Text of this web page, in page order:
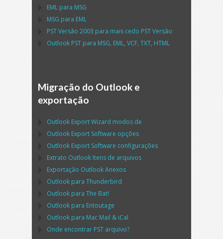
EML para MSG
MSG para EML
PSTVersão 2003 para mais cedo PSTVersão
Outlook PST para MSG, EML, VCF, TXT, HTML
Migração do Outlook e
exportação
Outlook Export Wizard modos de
Outlook Export Software opções
Outlook Export Software configurações
Extrato Outlook Itens de arquivos
Exportação OutlookAnexos
Outlook para Thunderbird
Outlook para The Bat!
Outlook para Entoutage
Outlook para Mac Mail & iCal
Onde encontrar PST arquivo?